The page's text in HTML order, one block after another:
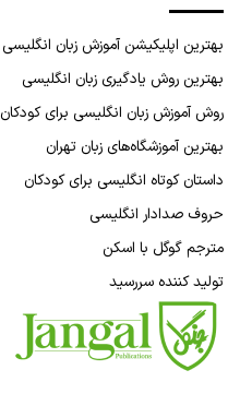
بهترین اپلیکیشن آموزش زبان انگلیسی
بهترین روش یادگیری زبان انگلیسی
روش آموزش زبان انگلیسی برای کودکان
بهترین آموزشگاه‌های زبان تهران
داستان کوتاه انگلیسی برای کودکان
حروف صدادار انگلیسی
مترجم گوگل با اسکن
تولید کننده سررسید